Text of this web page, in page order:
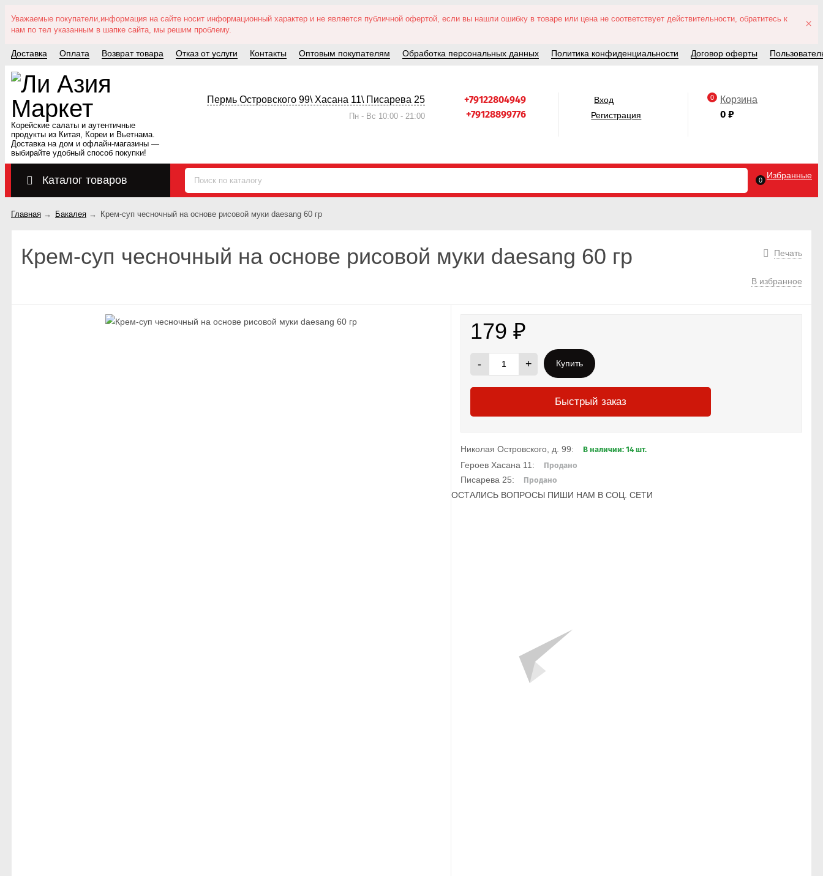
Уважаемые покупатели,информация на сайте носит информационный характер и не является публичной офертой, если вы нашли ошибку в товаре или цена не соответствует действительности, обратитесь к
нам по тел указанным в шапке сайта, мы решим проблему.
×
Доставка Оплата Возврат товара Отказ от услуги Контакты Оптовым покупателям Обработка персональных данных Политика конфиденциальности Договор оферты
Корейские салаты и аутентичные
продукты из Китая, Кореи и Вьетнама.
Доставка на дом и офлайн‑магазины —
выбирайте удобный способ покупки!
Пермь Островского 99\ Хасана 11\ Писарева 25
Пн - Вс 10:00 - 21:00
+79122804949
+79128899776
Вход
Регистрация
0 Корзина
0₽
Каталог товаров 0 Избранные
Главная → Бакалея → Крем-суп чесночный на основе рисовой муки daesang 60 гр
Печать
Крем-суп чесночный на основе рисовой муки daesang 60 гр
В избранное
179₽
- + Купить
Быстрый заказ
Николая Островского, д. 99: В наличии: 14 шт.
Героев Хасана 11: Продано
Писарева 25: Продано
ОСТАЛИСЬ ВОПРОСЫ ПИШИ НАМ В СОЦ. СЕТИ